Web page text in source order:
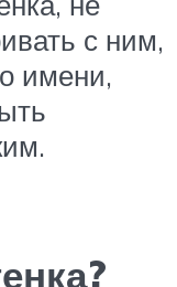
с ним,
имени,